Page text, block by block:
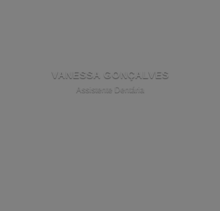
VANESSA GONÇALVES
​Assistente Dentária